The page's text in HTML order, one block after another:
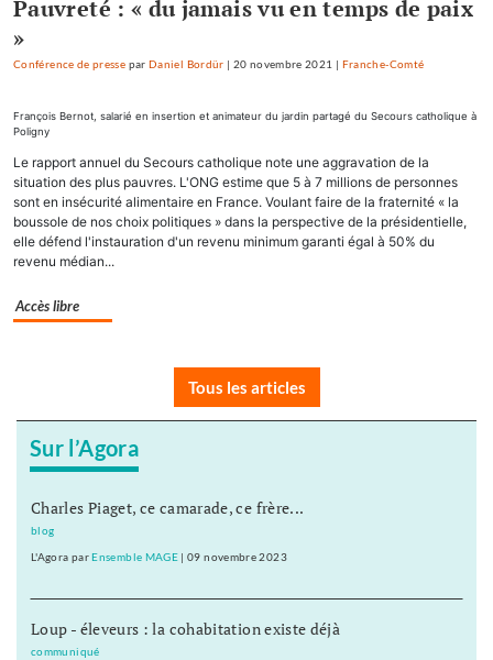
Pauvreté : « du jamais vu en temps de paix
»
Conférence de presse par Daniel Bordür 20 novembre 2021 Franche-Comté
François Bernot, salarié en insertion et animateur du jardin partagé du Secours catholique à
Poligny
Le rapport annuel du Secours catholique note une aggravation de la
situation des plus pauvres. L'ONG estime que 5 à 7 millions de personnes
sont en insécurité alimentaire en France. Voulant faire de la fraternité « la
boussole de nos choix politiques » dans la perspective de la présidentielle,
elle défend l'instauration d'un revenu minimum garanti égal à 50% du
revenu médian...
Accès libre
Tous les articles
Sur l’Agora
Charles Piaget, ce camarade, ce frère...
blog
L'Agora par Ensemble MAGE |09 novembre 2023
Loup - éleveurs : la cohabitation existe déjà
communiqué